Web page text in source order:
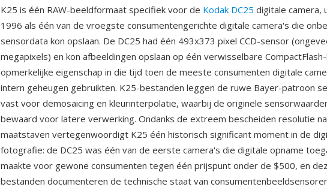
K25 is één RAW-beeldformaat specifiek voor de Kodak DC25 digitale camera,
1996 als één van de vroegste consumentengerichte digitale camera's die
sensordata kon opslaan. De DC25 had één 493x373 pixel CCD-sensor
megapixels) en kon afbeeldingen opslaan op één verwisselbare
opmerkelijke eigenschap in die tijd toen de meeste consumenten digitale
intern geheugen gebruikten. K25-bestanden leggen de ruwe Bayer-patroon
vast voor demosaicing en kleurinterpolatie, waarbij de originele
bewaard voor latere verwerking. Ondanks de extreem bescheiden resolutie
maatstaven vertegenwoordigt K25 één historisch significant moment in de
fotografie: de DC25 was één van de eerste camera's die digitale opname
maakte voor gewone consumenten tegen één prijspunt onder de $500, en
bestanden documenteren de technische staat van